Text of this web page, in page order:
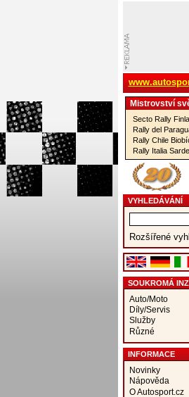
Mistrovství­
Secto Rally
Rally del
Rally Chile
Rally Italia
VYHLEDÁVÁNÍ
Rozšířené
SOUKROMÁ
Auto/Moto
Díly/Servis
Služby
Různé
INFORMACE
Novinky
Nápověda
O Autosport.cz